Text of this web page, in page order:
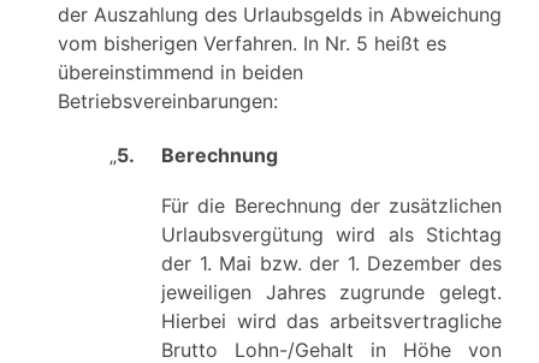
der Auszahlung des Urlaubsgelds in Abweichung
vom bisherigen Verfahren. In Nr. 5 heißt es
übereinstimmend in beiden
Betriebsvereinbarungen:
„5. Berechnung
Für die Berechnung der zusätzlichen
Urlaubsvergütung wird als Stichtag
der 1. Mai bzw. der 1. Dezember des
jeweiligen Jahres zugrunde gelegt.
Hierbei wird das arbeitsvertragliche
Brutto Lohn-/Gehalt in Höhe von